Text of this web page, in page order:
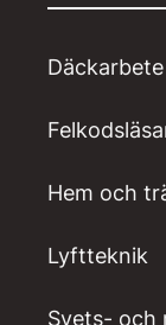
Däckarbete
Hem och
Lyftteknik
Svets- och